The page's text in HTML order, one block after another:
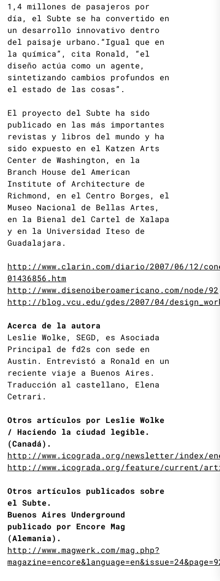
1,4 millones de pasajeros por
día, el Subte se ha convertido en
un desarrollo innovativo dentro
del paisaje urbano.“Igual que en
la química”, cita Ronald, “el
diseño actúa como un agente,
sintetizando cambios profundos en
el estado de las cosas”.
El proyecto del Subte ha sido
publicado en las más importantes
revistas y libros del mundo y ha
sido expuesto en el Katzen Arts
Center de Washington, en la
Branch House del American
Institute of Architecture de
Richmond, en el Centro Borges, el
Museo Nacional de Bellas Artes,
en la Bienal del Cartel de Xalapa
y en la Universidad Iteso de
Guadalajara.
http://www.clarin.com/diario/2007/06/12/
01436856.htm
http://www.disenoiberoamericano.com/node/92
http://blog.vcu.edu/gdes/2007/04/
Acerca de la autora
Leslie Wolke, SEGD, es Asociada
Principal de fd2s con sede en
Austin. Entrevistó a Ronald en un
reciente viaje a Buenos Aires.
Traducción al castellano, Elena
Cetrari.
Otros artículos por Leslie Wolke
/ Haciendo la ciudad legible.
(Canadá).
http://www.icograda.org/newsletter/index/
http://www.icograda.org/feature/current/
Otros artículos publicados sobre
el Subte.
Buenos Aires Underground
publicado por Encore Mag
(Alemania).
http://www.magwerk.com/mag.php?